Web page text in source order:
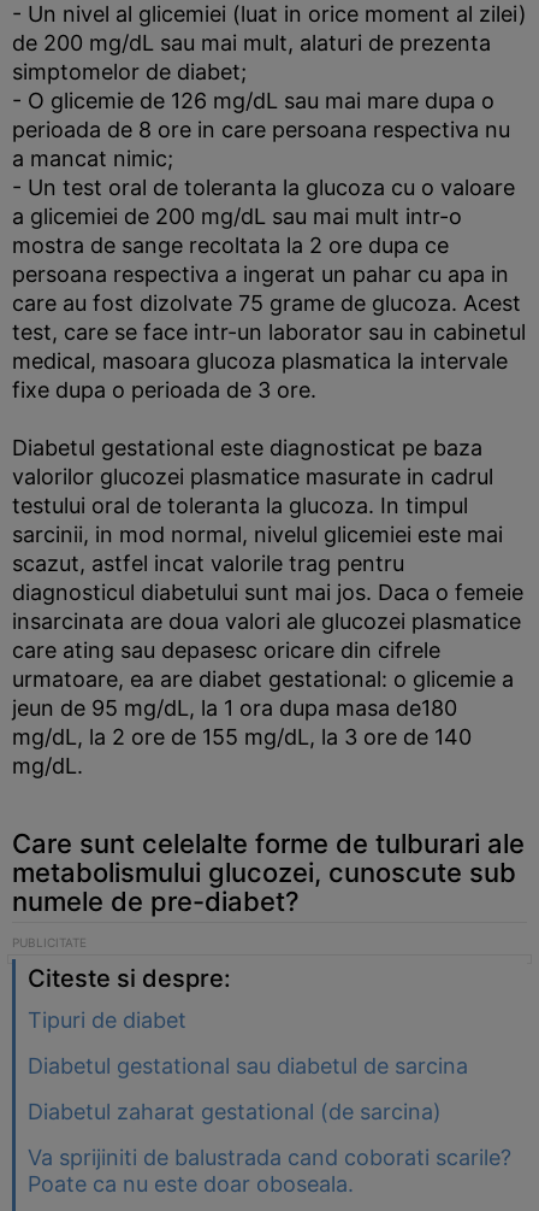
- Un nivel al glicemiei (luat in orice moment al zilei)
de 200 mg/dL sau mai mult, alaturi de prezenta
simptomelor de diabet;
- O glicemie de 126 mg/dL sau mai mare dupa o
perioada de 8 ore in care persoana respectiva nu
a mancat nimic;
- Un test oral de toleranta la glucoza cu o valoare
a glicemiei de 200 mg/dL sau mai mult intr-o
mostra de sange recoltata la 2 ore dupa ce
persoana respectiva a ingerat un pahar cu apa in
care au fost dizolvate 75 grame de glucoza. Acest
test, care se face intr-un laborator sau in cabinetul
medical, masoara glucoza plasmatica la intervale
fixe dupa o perioada de 3 ore.
Diabetul gestational este diagnosticat pe baza
valorilor glucozei plasmatice masurate in cadrul
testului oral de toleranta la glucoza. In timpul
sarcinii, in mod normal, nivelul glicemiei este mai
scazut, astfel incat valorile trag pentru
diagnosticul diabetului sunt mai jos. Daca o femeie
insarcinata are doua valori ale glucozei plasmatice
care ating sau depasesc oricare din cifrele
urmatoare, ea are diabet gestational: o glicemie a
jeun de 95 mg/dL, la 1 ora dupa masa de180
mg/dL, la 2 ore de 155 mg/dL, la 3 ore de 140
mg/dL.
Care sunt celelalte forme de tulburari ale
metabolismului glucozei, cunoscute sub
numele de pre-diabet?
Citeste si despre:
Tipuri de diabet
Diabetul gestational sau diabetul de sarcina
Diabetul zaharat gestational (de sarcina)
Va sprijiniti de balustrada cand coborati scarile?
Poate ca nu este doar oboseala.